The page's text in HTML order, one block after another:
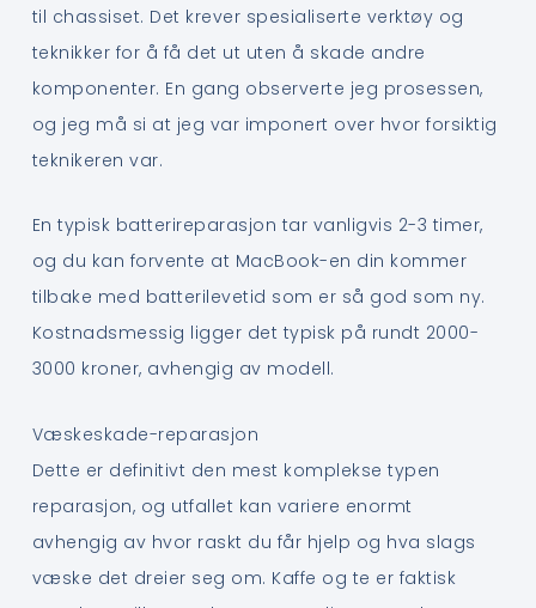
til chassiset. Det krever spesialiserte verktøy og
teknikker for å få det ut uten å skade andre
komponenter. En gang observerte jeg prosessen,
og jeg må si at jeg var imponert over hvor forsiktig
teknikeren var.
En typisk batterireparasjon tar vanligvis 2-3 timer,
og du kan forvente at MacBook-en din kommer
tilbake med batterilevetid som er så god som ny.
Kostnadsmessig ligger det typisk på rundt 2000-
3000 kroner, avhengig av modell.
Væskeskade-reparasjon
Dette er definitivt den mest komplekse typen
reparasjon, og utfallet kan variere enormt
avhengig av hvor raskt du får hjelp og hva slags
væske det dreier seg om. Kaffe og te er faktisk